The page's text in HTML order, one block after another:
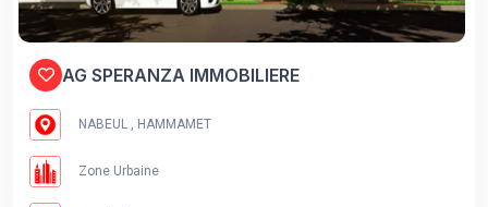
AG SPERANZA IMMOBILIERE
NABEUL , HAMMAMET
Zone Urbaine